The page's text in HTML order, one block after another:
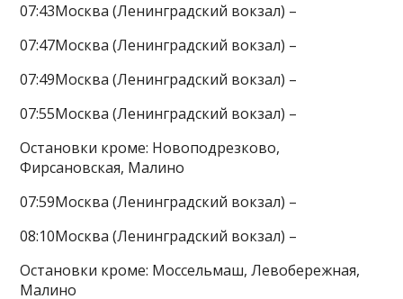
07:43Москва (Ленинградский вокзал) –
07:47Москва (Ленинградский вокзал) –
07:49Москва (Ленинградский вокзал) –
07:55Москва (Ленинградский вокзал) –
Остановки кроме: Новоподрезково,
Фирсановская, Малино
07:59Москва (Ленинградский вокзал) –
08:10Москва (Ленинградский вокзал) –
Остановки кроме: Моссельмаш, Левобережная,
Малино